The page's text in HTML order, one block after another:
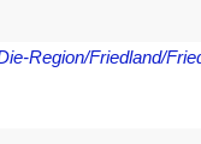
Region/Friedland/